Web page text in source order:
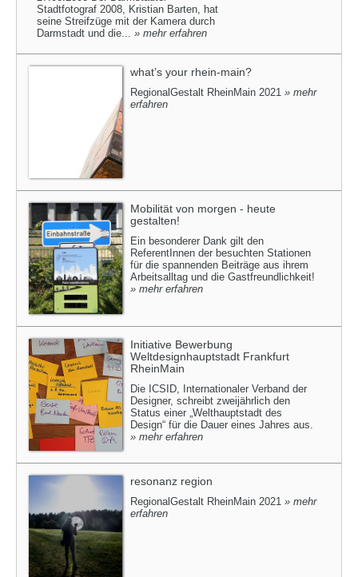
Stadtfotograf 2008, Kristian Barten, hat
seine Streifzüge mit der Kamera durch
Darmstadt und die...
» mehr erfahren
what’s your rhein-main?
RegionalGestalt RheinMain 2021 » mehr
erfahren
Mobilität von morgen - heute
gestalten!
Ein besonderer Dank gilt den
ReferentInnen der besuchten Stationen
für die spannenden Beiträge aus ihrem
Arbeitsalltag und die Gastfreundlichkeit!
» mehr erfahren
Initiative Bewerbung
Weltdesignhauptstadt Frankfurt
RheinMain
Die ICSID, Internationaler Verband der
Designer, schreibt zweijährlich den
Status einer „Welthauptstadt des
Design“ für die Dauer eines Jahres aus.
» mehr erfahren
resonanz region
RegionalGestalt RheinMain 2021 » mehr
erfahren